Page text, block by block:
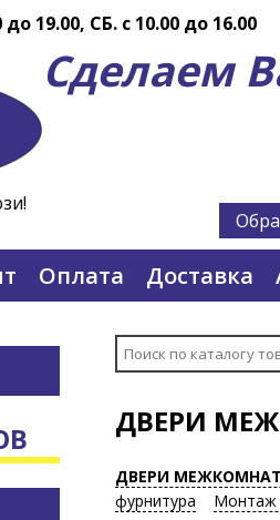
19.00, СБ. с 10.00 до 16.00
Сделаем
Оплата Доставка
ДВЕРИ
ДВЕРИ
фурнитура
Монтаж